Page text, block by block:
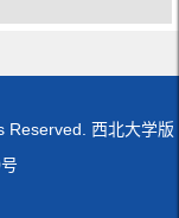
Reserved. 西北大学版